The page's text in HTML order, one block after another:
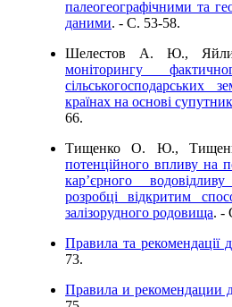
палеогеографічними та
даними. - C. 53-58.
Шелестов А. Ю.,
моніторингу
сільськогосподарських
країнах на основі
66.
Тищенко О. Ю.,
потенційного впливу на
кар’єрного
розробці відкритим
залізорудного родовища. -
Правила та рекомендації
73.
Правила и рекомендации